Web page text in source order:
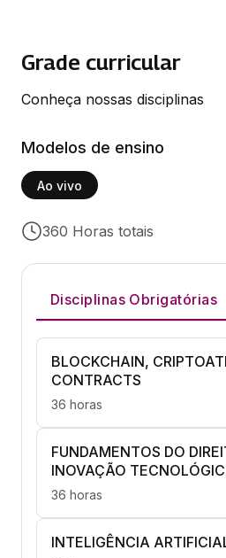
Grade curricular
Conheça nossas disciplinas
Modelos de ensino
Ao vivo
360 Horas totais
Disciplinas Obrigatórias
BLOCKCHAIN,
CONTRACTS
36 horas
FUNDAMENTOS DO
INOVAÇÃO
36 horas
INTELIGÊNCIA